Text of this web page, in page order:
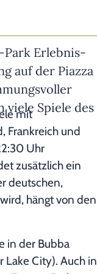
Park Erlebnis-
auf der Piazza
viele Spiele des
mit
Frankreich und
Uhr
zusätzlich ein
deutschen,
hängt von den
in der Bubba
Lake City). Auch in